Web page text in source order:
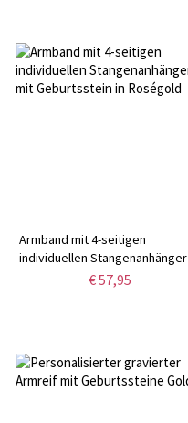
Armband mit 4-seitigen
individuellen Stangenanhänger
mit Geburtsstein in Roségold
€ 57,95